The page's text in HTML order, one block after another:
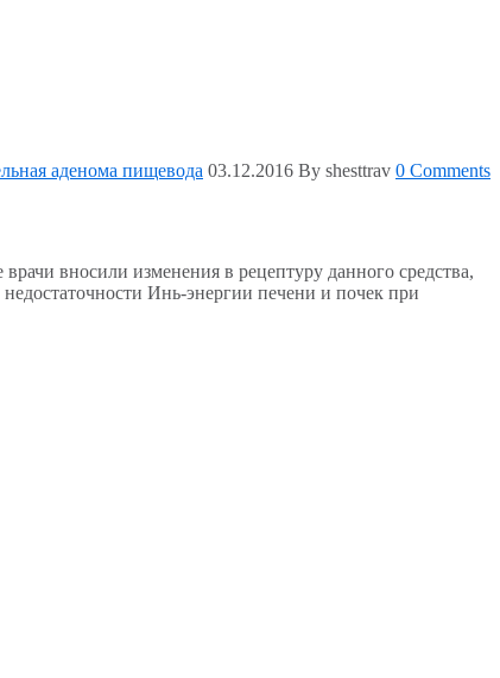
аденома пищевода 03.12.2016 By shesttrav 0 Comments
вносили изменения в рецептуру данного средства,
Инь-энергии печени и почек при